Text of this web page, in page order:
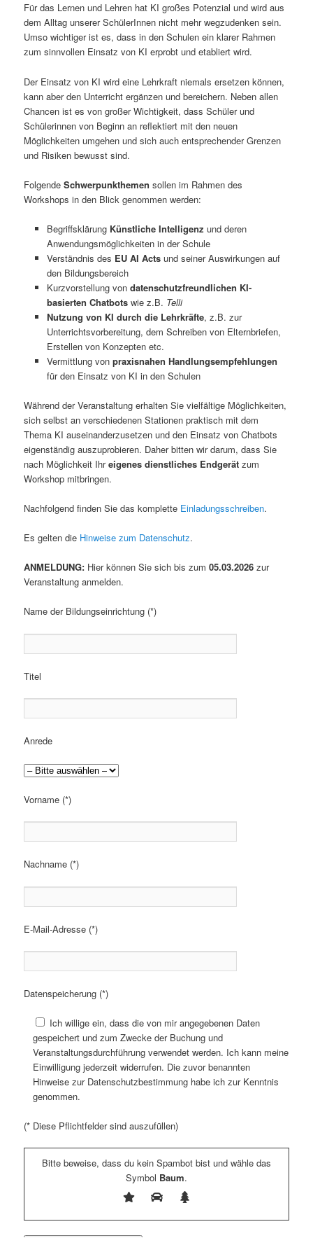
Für das Lernen und Lehren hat KI großes Potenzial und wird aus
dem Alltag unserer SchülerInnen nicht mehr wegzudenken sein.
Umso wichtiger ist es, dass in den Schulen ein klarer Rahmen
zum sinnvollen Einsatz von KI erprobt und etabliert wird.
Der Einsatz von KI wird eine Lehrkraft niemals ersetzen können,
kann aber den Unterricht ergänzen und bereichern. Neben allen
Chancen ist es von großer Wichtigkeit, dass Schüler und
Schülerinnen von Beginn an reflektiert mit den neuen
Möglichkeiten umgehen und sich auch entsprechender Grenzen
und Risiken bewusst sind.
FolgendeSchwerpunkthemen sollen im Rahmen des
Workshops in den Blick genommen werden:
Begriffsklärung Künstliche Intelligenz und deren
Anwendungsmöglichkeiten in der Schule
Verständnis des EU AI Actsund seiner Auswirkungen auf
den Bildungsbereich
Kurzvorstellung von datenschutzfreundlichen KI-
basierten Chatbotswie z.B. Telli
Nutzung von KI durch die Lehrkräfte, z.B. zur
Unterrichtsvorbereitung, dem Schreiben von Elternbriefen,
Erstellen von Konzepten etc.
Vermittlung von praxisnahen Handlungsempfehlungen
für den Einsatz von KI in den Schulen
Während der Veranstaltung erhalten Sie vielfältige Möglichkeiten,
sich selbst an verschiedenen Stationen praktisch mit dem
Thema KI auseinanderzusetzen und den Einsatz von Chatbots
eigenständig auszuprobieren. Daher bitten wir darum, dass Sie
nach Möglichkeit Ihreigenes dienstliches Endgerät zum
Workshop mitbringen.
Nachfolgend finden Sie das komplette Einladungsschreiben.
Es gelten die Hinweise zum Datenschutz.
ANMELDUNG: Hier können Sie sich bis zum05.03.2026 zur
Veranstaltung anmelden.
Name der Bildungseinrichtung (*)
Titel
Anrede
Vorname (*)
Nachname (*)
E-Mail-Adresse (*)
Datenspeicherung (*)
Ich willige ein, dass die von mir angegebenen Daten
gespeichert und zum Zwecke der Buchung und
Veranstaltungsdurchführung verwendet werden. Ich kann meine
Einwilligung jederzeit widerrufen. Die zuvor benannten
Hinweise zur Datenschutzbestimmung habe ich zur Kenntnis
genommen.
(* Diese Pflichtfelder sind auszufüllen)
Bitte beweise, dass du kein Spambot bist und wähle das
Symbol Baum.